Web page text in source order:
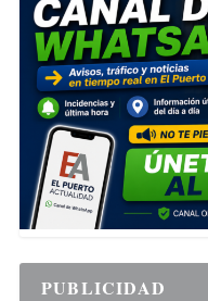
PUBLICIDAD